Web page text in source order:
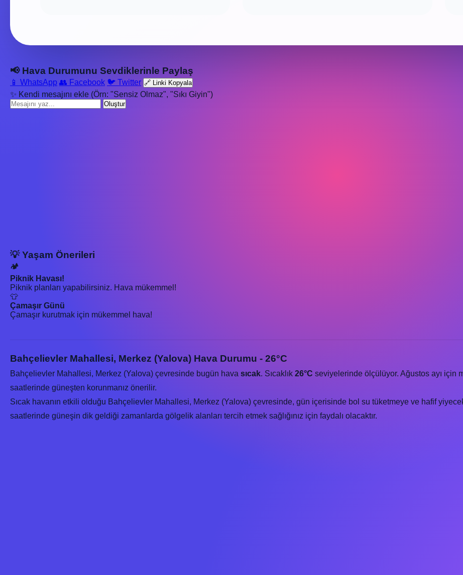
📢 Hava Durumunu Sevdiklerinle Paylaş
📱 WhatsApp 👥 Facebook 🐦 Twitter 🔗 Linki Kopyala
✨ Kendi mesajını ekle (Örn: "Sensiz Olmaz", "Sıkı Giyin")
Oluştur
💡 Yaşam Önerileri
🏕️
Piknik Havası!
Piknik planları yapabilirsiniz. Hava mükemmel!
👕
Çamaşır Günü
Çamaşır kurutmak için mükemmel hava!
Bahçelievler Mahallesi, Merkez (Yalova) Hava Durumu - 26°C
Bahçelievler Mahallesi, Merkez (Yalova) çevresinde bugün hava sıcak. Sıcaklık 26°C seviyelerinde ölçülüyor. Ağustos ayı için
saatlerinde güneşten korunmanız önerilir.
Sıcak havanın etkili olduğu Bahçelievler Mahallesi, Merkez (Yalova) çevresinde, gün içerisinde bol su tüketmeye ve hafif
saatlerinde güneşin dik geldiği zamanlarda gölgelik alanları tercih etmek sağlığınız için faydalı olacaktır.